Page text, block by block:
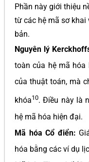
Phần này giới thiệu
từ các hệ mã sơ khai
bản.
Nguyên lý
toàn của hệ mã
của thuật toán, mà
khóa10. Điều này là
hệ mã hóa hiện đại.
Mã hóa Cổ điển:
hóa bằng các ví dụ